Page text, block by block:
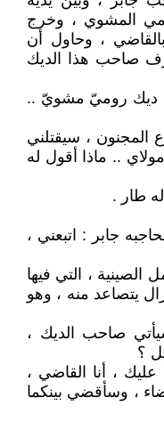
المشوي ، وخرج
، وحاول أن
صاحب هذا الديك
ديك روميّ مشويّ ..
المجنون ، سيقتلني
.. ماذا أقول له
طار .
جابر : اتبعني ،
، التي فيها
يتصاعد منه ، وهو
صاحب الديك ،
؟
، أنا القاضي ،
، وسأقضي بينكما